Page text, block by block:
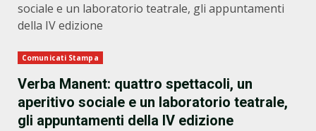
sociale e un laboratorio teatrale, gli appuntamenti
della IV edizione
Comunicati Stampa
Verba Manent: quattro spettacoli, un
aperitivo sociale e un laboratorio teatrale,
gli appuntamenti della IV edizione